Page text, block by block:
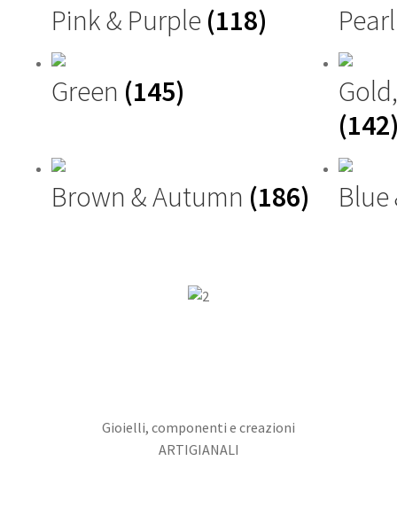
Pink & Purple (118)
Green (145)
Brown & Autumn (186)
Gioielli, componenti e creazioni
ARTIGIANALI